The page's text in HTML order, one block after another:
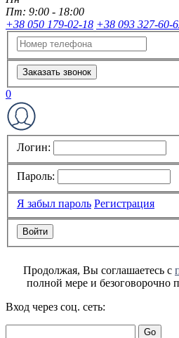
Пт: 9:00 - 18:00
+38 050 179-02-18 +38 093 327-60-
Заказать звонок
0
Логин:
Пароль:
Я забыл пароль Регистрация
Продолжая, Вы соглашаетесь с
полной мере и безоговорочно
Вход через соц. сеть:
Go